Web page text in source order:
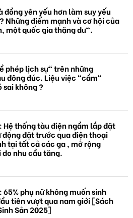
đồng yên yếu hơn làm suy yếu
Những điểm mạnh và cơ hội của
một quốc gia thặng dư".
phép lịch sự" trên những
đông đúc. Liệu việc "cầm"
sai không ?
Hệ thống tàu điện ngầm lắp đặt
động đặt trước qua điện thoại
tại tất cả các ga , mở rộng
nhu cầu tăng.
65% phụ nữ không muốn sinh
tiên vượt qua nam giới [Sách
Sản 2025]